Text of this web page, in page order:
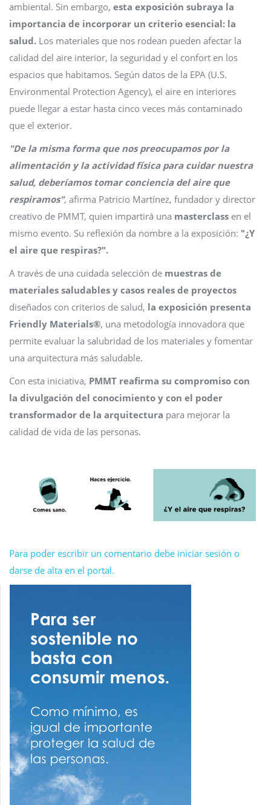
ambiental. Sin embargo, esta exposición subraya la
importancia de incorporar un criterio esencial: la
salud. Los materiales que nos rodean pueden afectar la
calidad del aire interior, la seguridad y el confort en los
espacios que habitamos. Según datos de la EPA (U.S.
Environmental Protection Agency), el aire en interiores
puede llegar a estar hasta cinco veces más contaminado
que el exterior.
"De la misma forma que nos preocupamos por la
alimentación y la actividad física para cuidar nuestra
salud, deberíamos tomar conciencia del aire que
respiramos", afirma Patricio Martínez, fundador y director
creativo de PMMT, quien impartirá una masterclass en el
mismo evento. Su reflexión da nombre a la exposición: "¿Y
el aire que respiras?".
A través de una cuidada selección de muestras de
materiales saludables y casos reales de proyectos
diseñados con criterios de salud, la exposición presenta
Friendly Materials®, una metodología innovadora que
permite evaluar la salubridad de los materiales y fomentar
una arquitectura más saludable.
Con esta iniciativa, PMMT reafirma su compromiso con
la divulgación del conocimiento y con el poder
transformador de la arquitectura para mejorar la
calidad de vida de las personas.
Para poder escribir un comentario debe iniciar sesión o
darse de alta en el portal.